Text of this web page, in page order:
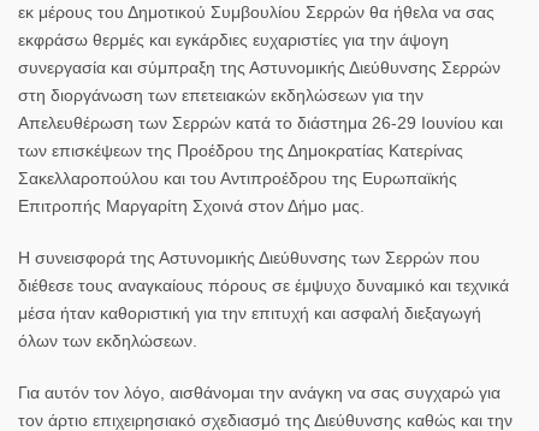
εκ μέρους του Δημοτικού Συμβουλίου Σερρών θα ήθελα να σας
εκφράσω θερμές και εγκάρδιες ευχαριστίες για την άψογη
συνεργασία και σύμπραξη της Αστυνομικής Διεύθυνσης Σερρών
στη διοργάνωση των επετειακών εκδηλώσεων για την
Απελευθέρωση των Σερρών κατά το διάστημα 26-29 Ιουνίου και
των επισκέψεων της Προέδρου της Δημοκρατίας Κατερίνας
Σακελλαροπούλου και του Αντιπροέδρου της Ευρωπαϊκής
Επιτροπής Μαργαρίτη Σχοινά στον Δήμο μας.
Η συνεισφορά της Αστυνομικής Διεύθυνσης των Σερρών που
διέθεσε τους αναγκαίους πόρους σε έμψυχο δυναμικό και τεχνικά
μέσα ήταν καθοριστική για την επιτυχή και ασφαλή διεξαγωγή
όλων των εκδηλώσεων.
Για αυτόν τον λόγο, αισθάνομαι την ανάγκη να σας συγχαρώ για
τον άρτιο επιχειρησιακό σχεδιασμό της Διεύθυνσης καθώς και την